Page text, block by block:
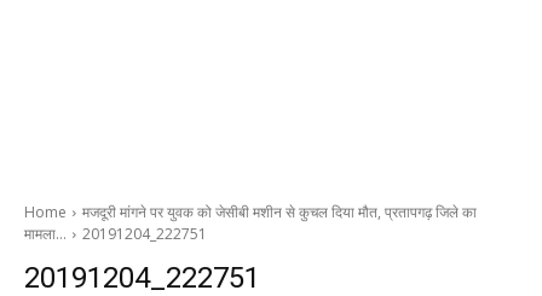
Home
मजदूरी मांगने पर युवक को जेसीबी मशीन से कुचल दिया मौत, प्रतापगढ़ जिले का
मामला…
20191204_222751
20191204_222751